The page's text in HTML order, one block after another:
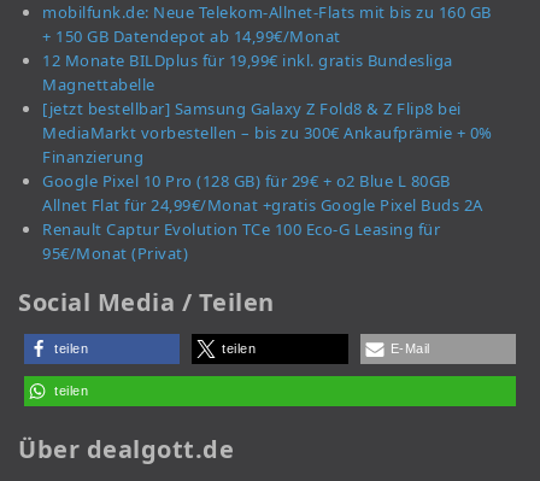
mobilfunk.de: Neue Telekom-Allnet-Flats mit bis zu 160 GB
+ 150 GB Datendepot ab 14,99€/Monat
12 Monate BILDplus für 19,99€ inkl. gratis Bundesliga
Magnettabelle
[jetzt bestellbar] Samsung Galaxy Z Fold8 & Z Flip8 bei
MediaMarkt vorbestellen – bis zu 300€ Ankaufprämie + 0%
Finanzierung
Google Pixel 10 Pro (128 GB) für 29€ + o2 Blue L 80GB
Allnet Flat für 24,99€/Monat +gratis Google Pixel Buds 2A
Renault Captur Evolution TCe 100 Eco-G Leasing für
95€/Monat (Privat)
Social Media / Teilen
teilen teilen E-Mail
teilen
Über dealgott.de